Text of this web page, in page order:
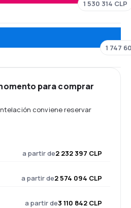
1 530 314 CLP
1 747
para comprar
conviene reservar
a partir de2 232 397 CLP
a partir de2 574 094 CLP
a partir de3 110 842 CLP